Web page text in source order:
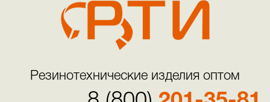
Резинотехнические изделия оптом